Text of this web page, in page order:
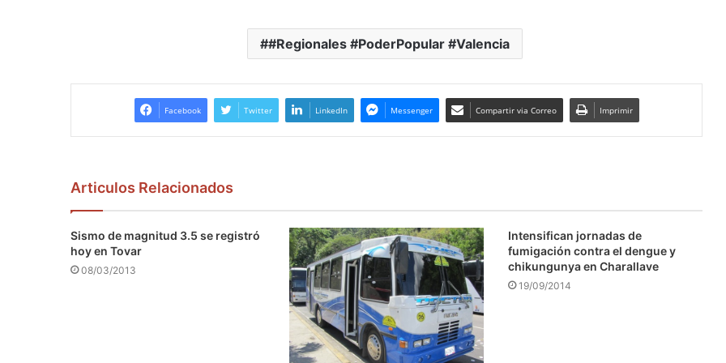
#Regionales #PoderPopular #Valencia
Facebook Twitter LinkedIn Messenger Compartir via Correo Imprimir
Articulos Relacionados
Sismo de magnitud 3.5 se registró
hoy en Tovar
08/03/2013
Intensifican jornadas de
fumigación contra el dengue y
chikungunya en Charallave
19/09/2014